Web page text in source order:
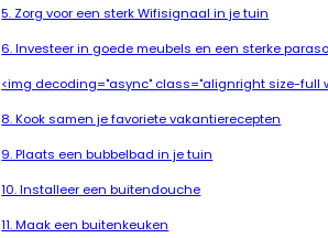
5. Zorg voor een sterk Wifisignaal in je tuin
6. Investeer in goede meubels en een sterke
<img decoding="async" class="alignright size-
8. Kook samen je favoriete vakantierecepten
9. Plaats een bubbelbad in je tuin
10. Installeer een buitendouche
11. Maak een buitenkeuken